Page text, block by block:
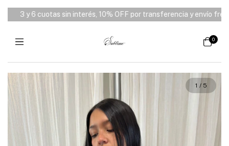
3 y 6 cuotas sin interés, 10% OFF por transferencia y envío free
0
1 / 5